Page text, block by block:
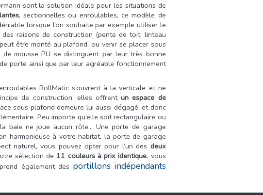
sont la solution idéale pour les situations de
, sectionnelles ou enroulables, ce modèle de
lorsque l’on souhaite par exemple utiliser le
raisons de construction (pente de toit, linteau
être monté au plafond, ou venir se placer sous
mousse PU se distinguent par leur très bonne
porte ainsi que par leur agréable fonctionnement
RollMatic s’ouvrent à la verticale et ne
de construction, elles offrentun espace de
sous plafond demeure lui aussi dégagé, et donc
Peu importe qu’elle soit rectangulaire ou
baie ne joue aucun rôle... Une porte de garage
harmonieuse à votre habitat, la porte de garage
naturel, vous pouvez opter pour l’un des deux
sélection de 11 couleurs à prix identique, vous
également des portillons indépendants